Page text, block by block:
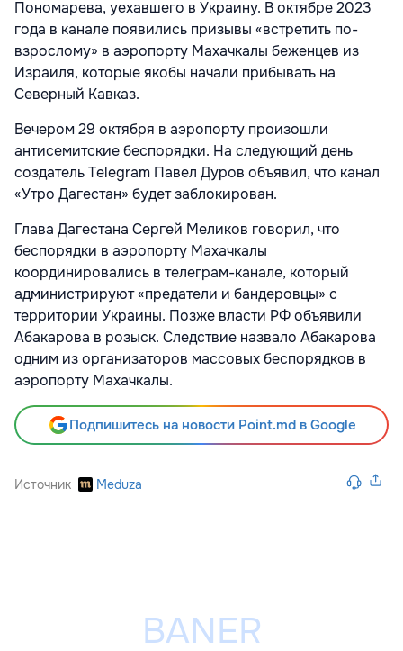
Пономарева, уехавшего в Украину. В октябре 2023
года в канале появились призывы «встретить по-
взрослому» в аэропорту Махачкалы беженцев из
Израиля, которые якобы начали прибывать на
Северный Кавказ.
Вечером 29 октября в аэропорту произошли
антисемитские беспорядки. На следующий день
создатель Telegram Павел Дуров объявил, что канал
«Утро Дагестан» будет заблокирован.
Глава Дагестана Сергей Меликов говорил, что
беспорядки в аэропорту Махачкалы
координировались в телеграм-канале, который
администрируют «предатели и бандеровцы» с
территории Украины. Позже власти РФ объявили
Абакарова в розыск. Следствие назвало Абакарова
одним из организаторов массовых беспорядков в
аэропорту Махачкалы.
Подпишитесь на новости Point.md в Google
Источник Meduza